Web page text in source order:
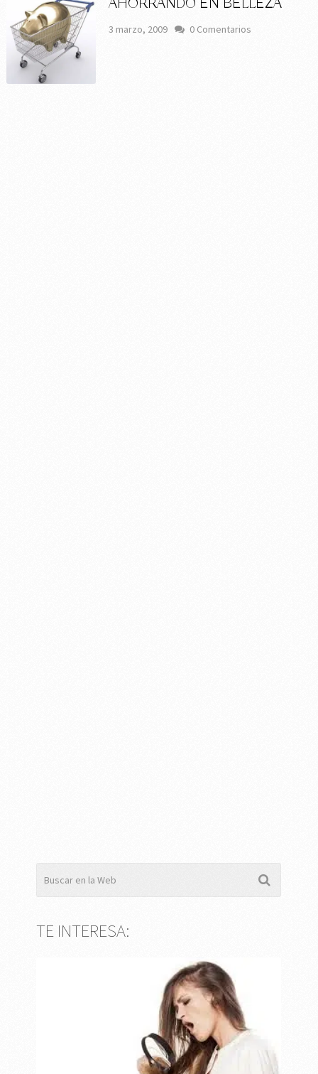
AHORRANDO EN BELLEZA
3 marzo, 2009 0 Comentarios
TE INTERESA: